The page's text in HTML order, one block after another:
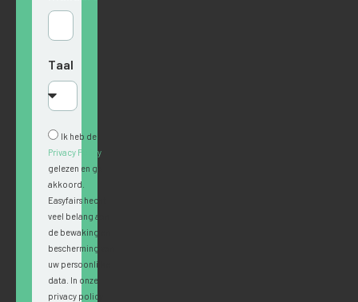
Taal
Ik heb de
Privacy Policy
gelezen en ga
akkoord.
Easyfairs hecht
veel belang aan
de bewaking en
bescherming van
uw persoonlijke
data. In onze
privacy policy